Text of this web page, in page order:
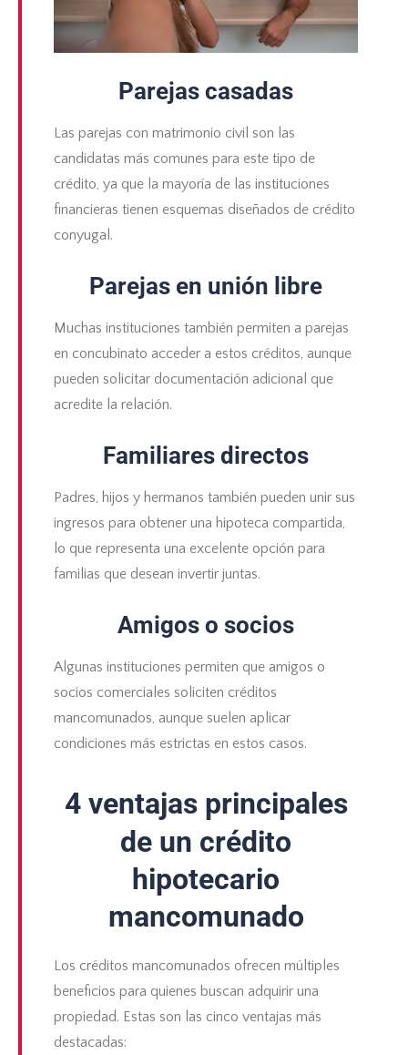
Parejas casadas
Las parejas con matrimonio civil son las
candidatas más comunes para este tipo de
crédito, ya que la mayoría de las instituciones
financieras tienen esquemas diseñados de crédito
conyugal .
Parejas en unión libre
Muchas instituciones también permiten a parejas
en concubinato acceder a estos créditos, aunque
pueden solicitar documentación adicional que
acredite la relación.
Familiares directos
Padres, hijos y hermanos también pueden unir sus
ingresos para obtener una hipoteca compartida,
lo que representa una excelente opción para
familias que desean invertir juntas.
Amigos o socios
Algunas instituciones permiten que amigos o
socios comerciales soliciten créditos
mancomunados, aunque suelen aplicar
condiciones más estrictas en estos casos.
4 ventajas principales
de un crédito
hipotecario
mancomunado
Los créditos mancomunados ofrecen múltiples
beneficios para quienes buscan adquirir una
propiedad. Estas son las cinco ventajas más
destacadas: